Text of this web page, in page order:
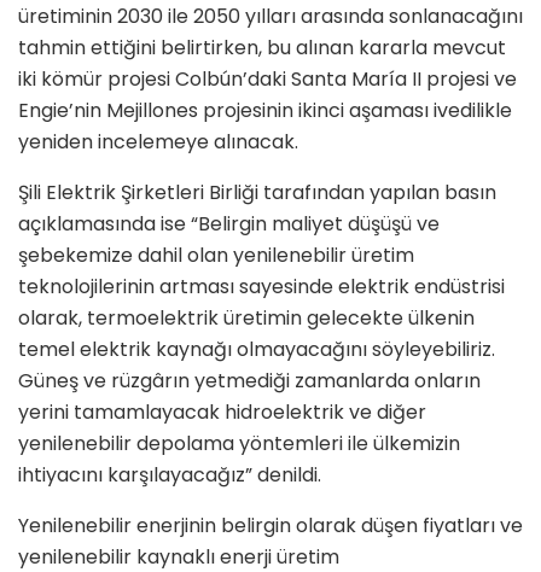
üretiminin 2030 ile 2050 yılları arasında sonlanacağını
tahmin ettiğini belirtirken, bu alınan kararla mevcut
iki kömür projesi Colbún’daki Santa María II projesi ve
Engie’nin Mejillones projesinin ikinci aşaması ivedilikle
yeniden incelemeye alınacak.
Şili Elektrik Şirketleri Birliği tarafından yapılan basın
açıklamasında ise “Belirgin maliyet düşüşü ve
şebekemize dahil olan yenilenebilir üretim
teknolojilerinin artması sayesinde elektrik endüstrisi
olarak, termoelektrik üretimin gelecekte ülkenin
temel elektrik kaynağı olmayacağını söyleyebiliriz.
Güneş ve rüzgârın yetmediği zamanlarda onların
yerini tamamlayacak hidroelektrik ve diğer
yenilenebilir depolama yöntemleri ile ülkemizin
ihtiyacını karşılayacağız” denildi.
Yenilenebilir enerjinin belirgin olarak düşen fiyatları ve
yenilenebilir kaynaklı enerji üretim